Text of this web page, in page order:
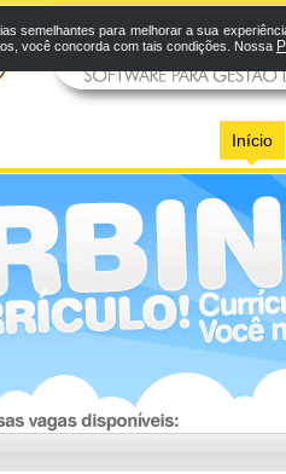
Início
semelhantes para melhorar a sua
você concorda com tais condições. Nossa